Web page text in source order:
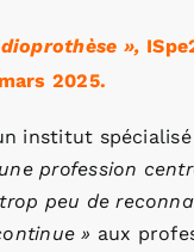
»,
2025.
institut
une profession
peu de
» aux